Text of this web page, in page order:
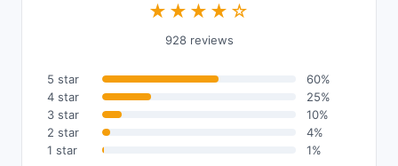
★★★★☆
928 reviews
5 star
60%
4 star
25%
3 star
10%
2 star
4%
1 star
1%